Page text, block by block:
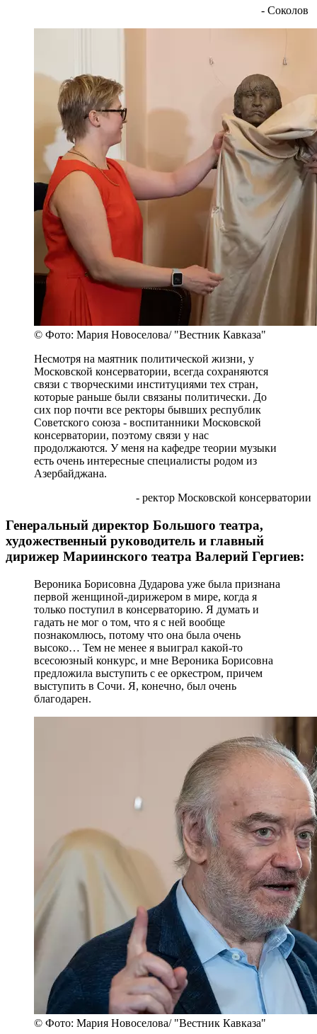
- Соколов
© Фото: Мария Новоселова/ "Вестник Кавказа"
Несмотря на маятник политической жизни, у
Московской консерватории, всегда сохраняются
связи с творческими институциями тех стран,
которые раньше были связаны политически. До
сих пор почти все ректоры бывших республик
Советского союза - воспитанники Московской
консерватории, поэтому связи у нас
продолжаются. У меня на кафедре теории музыки
есть очень интересные специалисты родом из
Азербайджана.
- ректор Московской консерватории
Генеральный директор Большого театра,
художественный руководитель и главный
дирижер Мариинского театра Валерий Гергиев:
Вероника Борисовна Дударова уже была признана
первой женщиной-дирижером в мире, когда я
только поступил в консерваторию. Я думать и
гадать не мог о том, что я с ней вообще
познакомлюсь, потому что она была очень
высоко… Тем не менее я выиграл какой-то
всесоюзный конкурс, и мне Вероника Борисовна
предложила выступить с ее оркестром, причем
выступить в Сочи. Я, конечно, был очень
благодарен.
© Фото: Мария Новоселова/ "Вестник Кавказа"